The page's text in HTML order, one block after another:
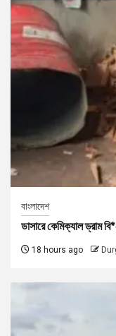
বাংলাদেশ
ডাসারে কেমিক্যাল ড্রাম
18 hours ago